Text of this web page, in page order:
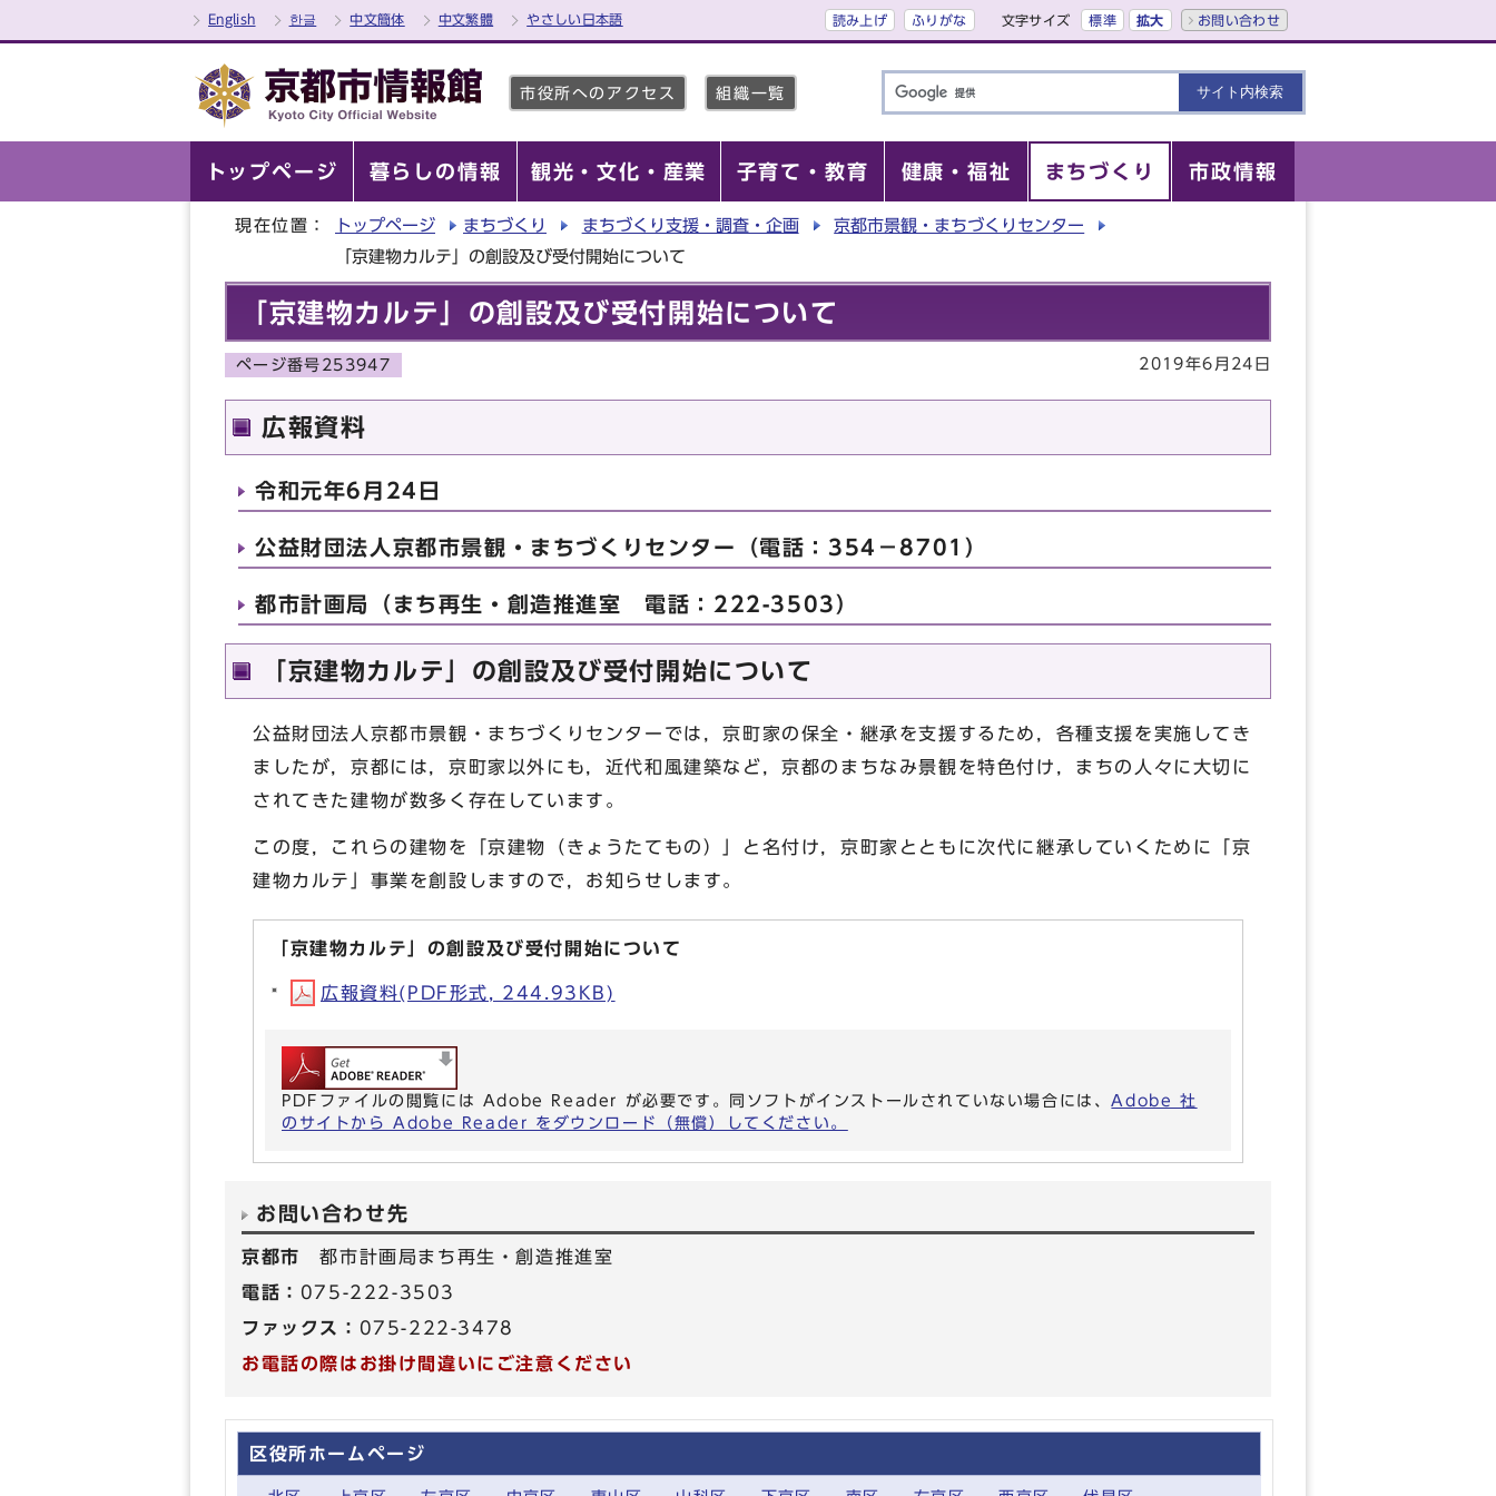
English 한글 中文簡体 中文繁體 やさしい日本語 読み上げ ふりがな 文字サイズ 標準 拡大 お問い合わせ
市役所へのアクセス 組織一覧
トップページ 暮らしの情報 観光・文化・産業 子育て・教育 健康・福祉 まちづくり 市政情報
現在位置： トップページ まちづくり まちづくり支援・調査・企画
京都市景観・まちづくりセンター
「京建物カルテ」の創設及び受付開始について
「京建物カルテ」の創設及び受付開始について
ページ番号253947 2019年6月24日
広報資料
令和元年6月24日
公益財団法人京都市景観・まちづくりセンター（電話：354－8701）
都市計画局（まち再生・創造推進室 電話：222-3503）
「京建物カルテ」の創設及び受付開始について
公益財団法人京都市景観・まちづくりセンターでは，京町家の保全・継承を支援するため，各種支援を実施してき
ましたが，京都には，京町家以外にも，近代和風建築など，京都のまちなみ景観を特色付け，まちの人々に大切に
されてきた建物が数多く存在しています。
この度，これらの建物を「京建物（きょうたてもの）」と名付け，京町家とともに次代に継承していくために「京
建物カルテ」事業を創設しますので，お知らせします。
「京建物カルテ」の創設及び受付開始について
広報資料(PDF形式, 244.93KB)
PDFファイルの閲覧には Adobe Reader が必要です。同ソフトがインストールされていない場合には、Adobe 社
のサイトから Adobe Reader をダウンロード（無償）してください。
お問い合わせ先
京都市都市計画局まち再生・創造推進室
電話： 075-222-3503
ファックス： 075-222-3478
お電話の際はお掛け間違いにご注意ください
区役所ホームページ